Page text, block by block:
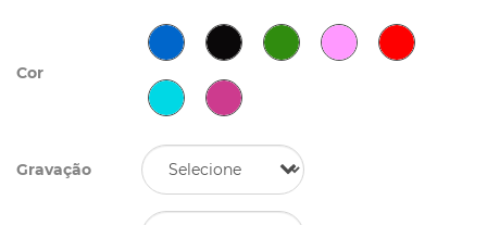
Cor
Gravação